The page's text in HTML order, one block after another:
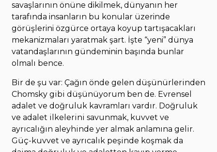
savaşlarının önüne dikilmek, dünyanın her
tarafında insanların bu konular üzerinde
görüşlerini özgürce ortaya koyup tartışacakları
mekanizmaları yaratmak şart. İşte “yeni” dünya
vatandaşlarının gündeminin başında bunlar
olmalı bence.
Bir de şu var: Çağın önde gelen düşünürlerinden
Chomsky gibi düşünüyorum ben de. Evrensel
adalet ve doğruluk kavramları vardır. Doğruluk
ve adalet ilkelerini savunmak, kuvvet ve
ayrıcalığın aleyhinde yer almak anlamına gelir.
Güç-kuvvet ve ayrıcalık peşinde koşmak da